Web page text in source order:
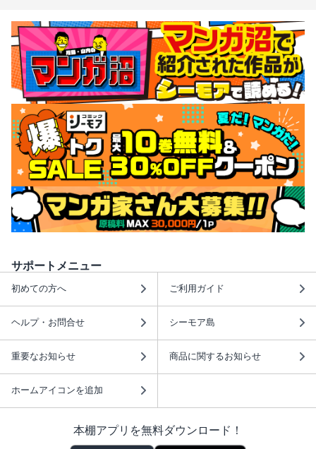
サポートメニュー
初めての方へ ご利用ガイド
ヘルプ・お問合せ シーモア島
重要なお知らせ 商品に関するお知らせ
ホームアイコンを追加
本棚アプリを無料ダウンロード！